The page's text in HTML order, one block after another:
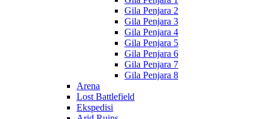
Gila Penjara 2
Gila Penjara 3
Gila Penjara 4
Gila Penjara 5
Gila Penjara 6
Gila Penjara 7
Gila Penjara 8
Arena
Lost Battlefield
Ekspedisi